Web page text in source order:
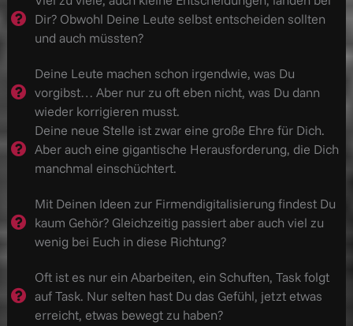
Dir? Obwohl Deine Leute selbst entscheiden sollten
und auch müssten?
Deine Leute machen schon irgendwie, was Du
vorgibst… Aber nur zu oft eben nicht, was Du dann
wieder korrigieren musst.
Deine neue Stelle ist zwar eine große Ehre für Dich.
Aber auch eine gigantische Herausforderung, die Dich
manchmal einschüchtert.
Mit Deinen Ideen zur Firmendigitalisierung findest Du
kaum Gehör? Gleichzeitig passiert aber auch viel zu
wenig bei Euch in diese Richtung?
Oft ist es nur ein Abarbeiten, ein Schuften, Task folgt
auf Task. Nur selten hast Du das Gefühl, jetzt etwas
erreicht, etwas bewegt zu haben?